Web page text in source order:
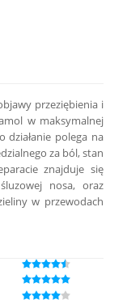
przeziębienia i
w maksymalnej
działanie polega na
za ból, stan
znajduje się
nosa, oraz
w przewodach